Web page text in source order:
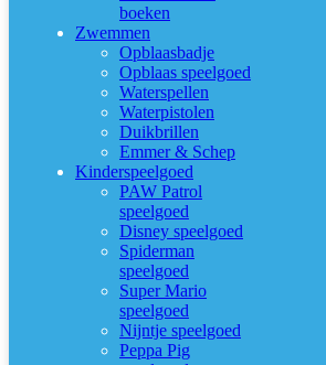
boeken
Zwemmen
Opblaasbadje
Opblaas speelgoed
Waterspellen
Waterpistolen
Duikbrillen
Emmer & Schep
Kinderspeelgoed
PAW Patrol
speelgoed
Disney speelgoed
Spiderman
speelgoed
Super Mario
speelgoed
Nijntje speelgoed
Peppa Pig